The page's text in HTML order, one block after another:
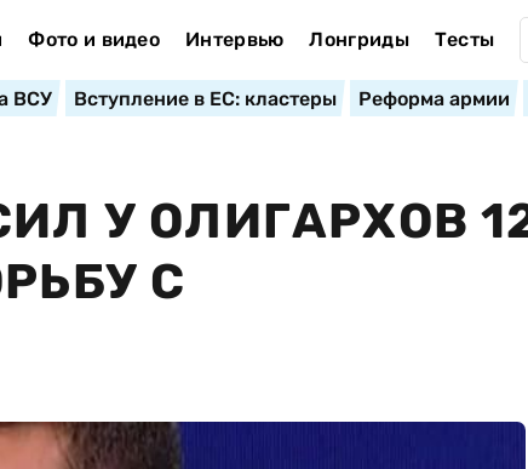
Фото и видео Интервью Лонгриды Тесты
ВСУ Вступление в ЕС: кластеры Реформа армии
У ОЛИГАРХОВ
С